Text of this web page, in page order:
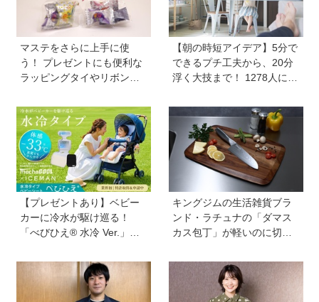
マステをさらに上手に使
う！ プレゼントにも便利な
ラッピングタイやリボンが
スパレード／シヤチハタ】
【朝の時短アイデア】5分で
できるプチ工夫から、20分
浮く大技まで！ 1278人に聞
切る工夫を大公開《HugKu
m総研》
【プレゼントあり】ベビー
カーに冷水が駆け巡る！
「べびひえ® 水冷 Ver.」で
かけをサポート
キングジムの生活雑貨ブラ
ンド・ラチュナの「ダマス
カス包丁」が軽いのに切れ
スから卒業【プレゼントあ